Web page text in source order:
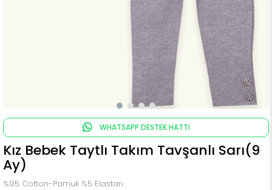
WHATSAPP DESTEK HATTI
Kız Bebek Taytlı Takım Tavşanlı Sarı(9
Ay)
%95 Cotton-Pamuk %5 Elastan